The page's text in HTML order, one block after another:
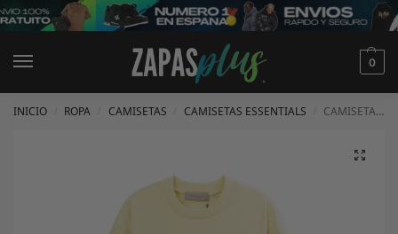
0
INICIO ROPA CAMISETAS CAMISETAS ESSENTIALS CAMISETA ESSENTIALS